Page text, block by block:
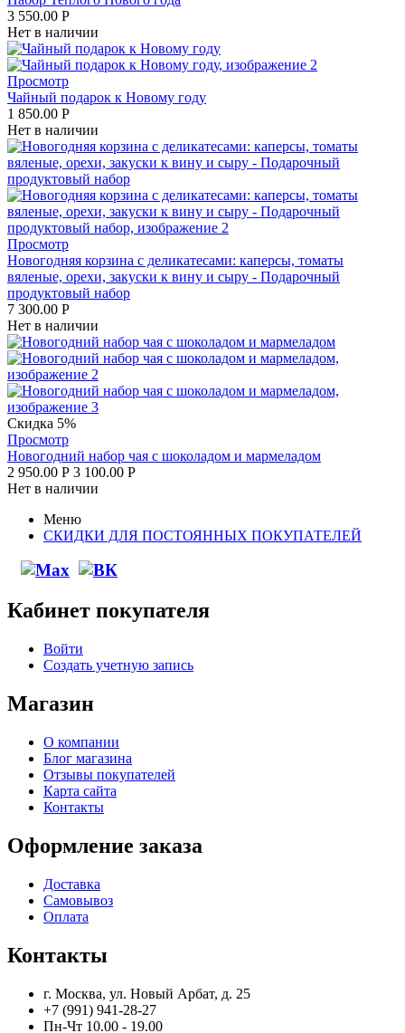
3 550.00 Р
Нет в наличии
Просмотр
Чайный подарок к Новому году
1 850.00 Р
Нет в наличии
Просмотр
Новогодняя корзина с деликатесами: каперсы, томаты
вяленые, орехи, закуски к вину и сыру - Подарочный
продуктовый набор
7 300.00 Р
Нет в наличии
Скидка 5%
Просмотр
Новогодний набор чая с шоколадом и мармеладом
2 950.00 Р 3 100.00 Р
Нет в наличии
Меню
СКИДКИ ДЛЯ ПОСТОЯННЫХ ПОКУПАТЕЛЕЙ
Кабинет покупателя
Войти
Создать учетную запись
Магазин
О компании
Блог магазина
Отзывы покупателей
Карта сайта
Контакты
Оформление заказа
Доставка
Самовывоз
Оплата
Контакты
г. Москва, ул. Новый Арбат, д. 25
+7 (991) 941-28-27
Пн-Чт 10.00 - 19.00